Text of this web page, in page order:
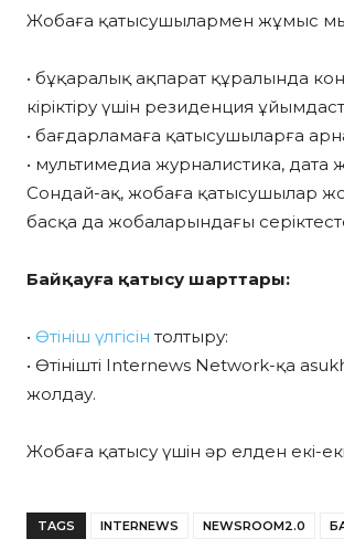
Жобаға қатысушылармен жұмыс
• бұқаралық ақпарат құралында
кіріктіру үшін резиденция
• бағдарламаға қатысушыларға
• мультимедиа журналистика,
Сондай-ақ, жобаға қатысушылар
басқа да жобаларындағы
Байқауға қатысу шарттары:
• Өтініш үлгісін толтыру:
• Өтінішті Internews Network-қа
жолдау.
Жобаға қатысу үшін әр елден екі-
TAGS INTERNEWS NEWSROOM2.0